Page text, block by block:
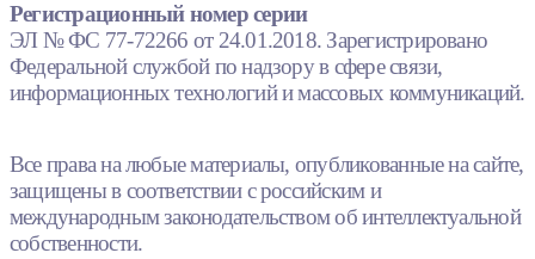
Регистрационный номер серии
ЭЛ № ФС 77-72266 от 24.01.2018. Зарегистрировано
Федеральной службой по надзору в сфере связи,
информационных технологий и массовых коммуникаций.
Все права на любые материалы, опубликованные на сайте,
защищены в соответствии с российским и
международным законодательством об интеллектуальной
собственности.